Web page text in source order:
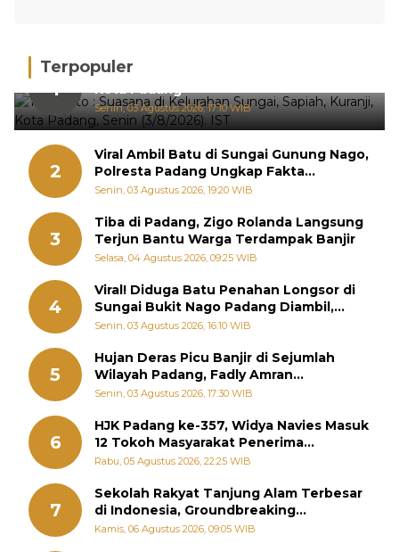
Terpopuler
1
Hujan Deras, 15 Titik Banjir Terdeteksi di
Kota Padang
Senin, 03 Agustus 2026, 17:10 WIB
2
Viral Ambil Batu di Sungai Gunung Nago,
Polresta Padang Ungkap Fakta
Sebenarnya
Senin, 03 Agustus 2026, 19:20 WIB
3
Tiba di Padang, Zigo Rolanda Langsung
Terjun Bantu Warga Terdampak Banjir
Selasa, 04 Agustus 2026, 09:25 WIB
4
Viral! Diduga Batu Penahan Longsor di
Sungai Bukit Nago Padang Diambil,
Warga Khawatir Bencana Terulang
Senin, 03 Agustus 2026, 16:10 WIB
5
Hujan Deras Picu Banjir di Sejumlah
Wilayah Padang, Fadly Amran
Perintahkan OPD Siaga
Senin, 03 Agustus 2026, 17:30 WIB
6
HJK Padang ke-357, Widya Navies Masuk
12 Tokoh Masyarakat Penerima
Penghargaan Pemko Padang
Rabu, 05 Agustus 2026, 22:25 WIB
7
Sekolah Rakyat Tanjung Alam Terbesar
di Indonesia, Groundbreaking
September
Kamis, 06 Agustus 2026, 09:05 WIB